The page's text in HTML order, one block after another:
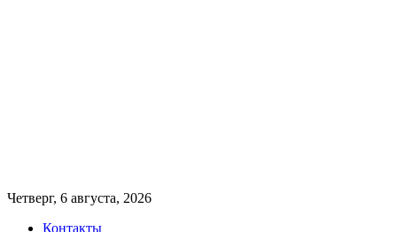
Четверг, 6 августа, 2026
Контакты